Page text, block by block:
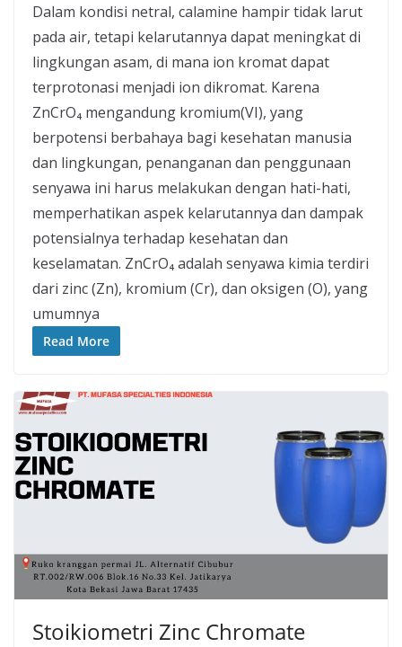
Dalam kondisi netral, calamine hampir tidak larut
pada air, tetapi kelarutannya dapat meningkat di
lingkungan asam, di mana ion kromat dapat
terprotonasi menjadi ion dikromat. Karena
ZnCrO₄ mengandung kromium(VI), yang
berpotensi berbahaya bagi kesehatan manusia
dan lingkungan, penanganan dan penggunaan
senyawa ini harus melakukan dengan hati-hati,
memperhatikan aspek kelarutannya dan dampak
potensialnya terhadap kesehatan dan
keselamatan. ZnCrO₄ adalah senyawa kimia terdiri
dari zinc (Zn), kromium (Cr), dan oksigen (O), yang
umumnya
Read More
Stoikiometri Zinc Chromate